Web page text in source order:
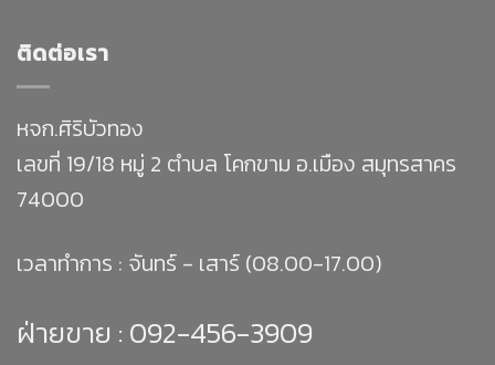
ติดต่อเรา
หจก.ศิริบัวทอง
เลขที่ 19/18 หมู่ 2 ตำบล โคกขาม อ.เมือง สมุทรสาคร
74000
เวลาทำการ : จันทร์ - เสาร์ (08.00-17.00)
ฝ่ายขาย : 092-456-3909